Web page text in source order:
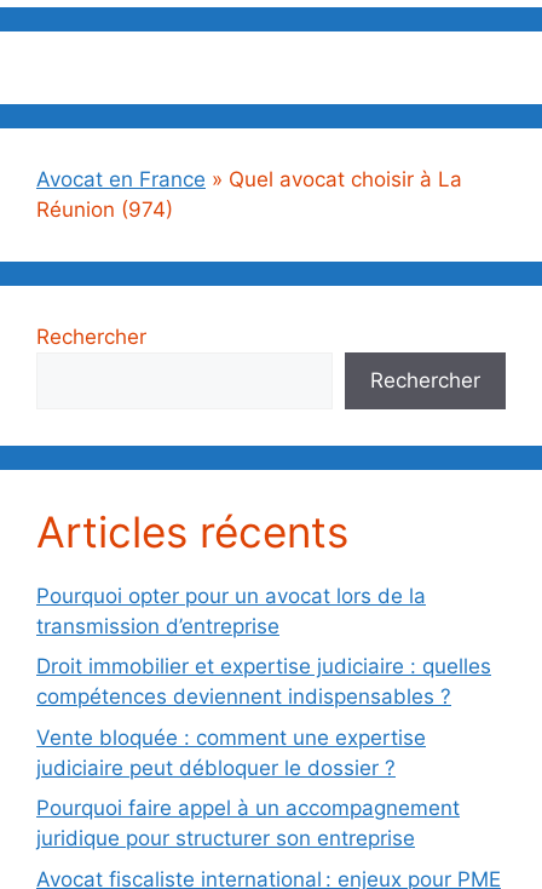
Avocat en France » Quel avocat choisir à La
Réunion (974)
Rechercher
Rechercher
Articles récents
Pourquoi opter pour un avocat lors de la
transmission d’entreprise
Droit immobilier et expertise judiciaire : quelles
compétences deviennent indispensables ?
Vente bloquée : comment une expertise
judiciaire peut débloquer le dossier ?
Pourquoi faire appel à un accompagnement
juridique pour structurer son entreprise
Avocat fiscaliste international : enjeux pour PME